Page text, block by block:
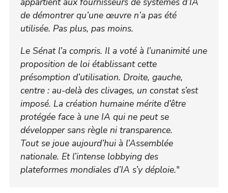
de démontrer qu’une œuvre n’a pas été
utilisée. Pas plus, pas moins.
Le Sénat l’a compris. Il a voté à l’unanimité une
proposition de loi établissant cette
présomption d’utilisation. Droite, gauche,
centre : au-delà des clivages, un constat s’est
imposé. La création humaine mérite d’être
protégée face à une IA qui ne peut se
développer sans règle ni transparence.
Tout se joue aujourd’hui à l’Assemblée
nationale. Et l’intense lobbying des
plateformes mondiales d’IA s’y déploie."